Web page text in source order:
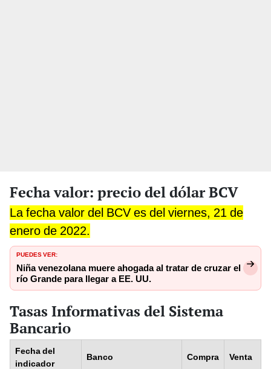
Fecha valor: precio del dólar BCV
La fecha valor del BCV es del viernes, 21 de
enero de 2022.
PUEDES VER:
Niña venezolana muere ahogada al tratar de cruzar el
río Grande para llegar a EE. UU.
Tasas Informativas del Sistema
Bancario
Fecha del
indicador
Banco Compra Venta